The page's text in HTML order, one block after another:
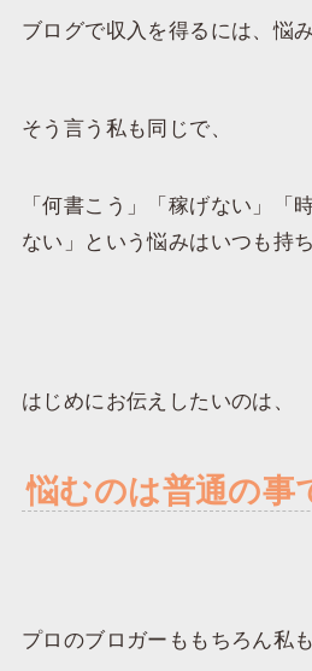
ブログで収入を得るには、悩
そう言う私も同じで、
「何書こう」「稼げない」「
ない」という悩みはいつも持
はじめにお伝えしたいのは、
悩むのは普通の事
プロのブロガーももちろん私も